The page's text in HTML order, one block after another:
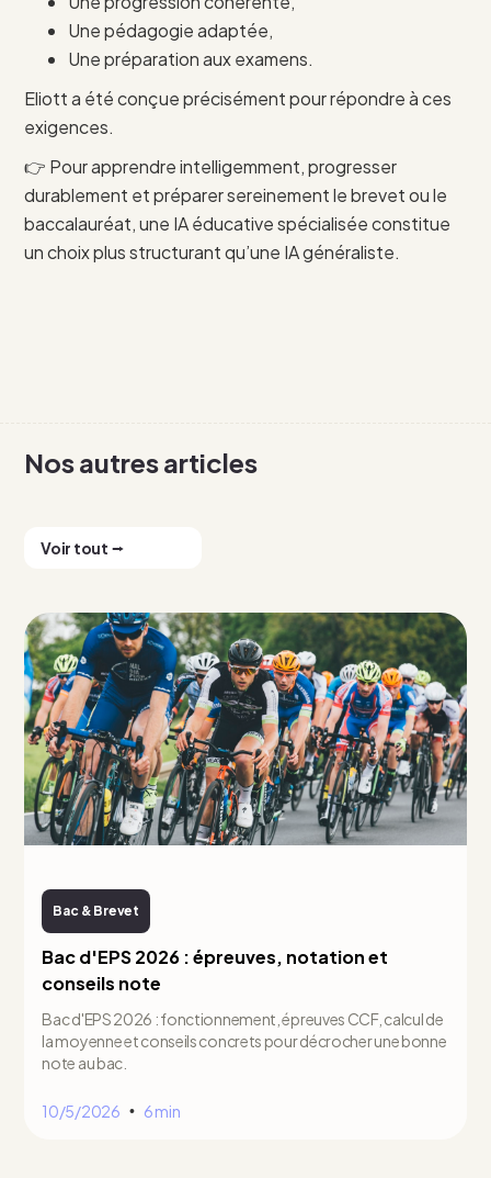
Une pédagogie adaptée,
Une préparation aux examens.
Eliott a été conçue précisément pour répondre à ces
exigences.
👉 Pour apprendre intelligemment, progresser
durablement et préparer sereinement le brevet ou le
baccalauréat, une IA éducative spécialisée constitue
un choix plus structurant qu’une IA généraliste.
Nos autres articles
Voir tout ⭢
Bac & Brevet
Bac d'EPS 2026 : épreuves, notation et
conseils note
Bac d'EPS 2026 : fonctionnement, épreuves CCF, calcul de
la moyenne et conseils concrets pour décrocher une bonne
note au bac.
10/5/2026 • 6 min